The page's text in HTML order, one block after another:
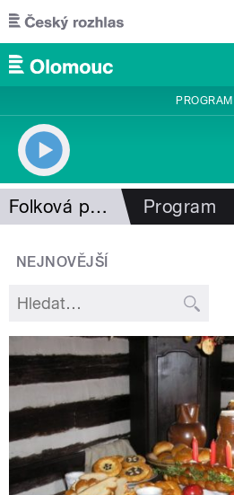
Přejít k hlavnímu obsahu
PROGRAM
Folková pohlazení Program
NEJNOVĚJŠÍ